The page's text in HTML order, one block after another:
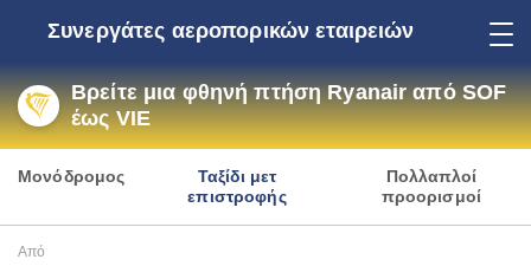
Συνεργάτες αεροπορικών εταιρειών
Βρείτε μια φθηνή πτήση Ryanair από SOF
έως VIE
Μονόδρομος
Ταξίδι μετ
επιστροφής
Πολλαπλοί
προορισμοί
Από